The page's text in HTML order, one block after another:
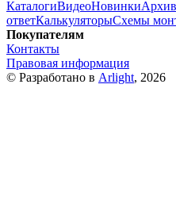
КаталогиВидеоНовинки
ответКалькуляторыСхемы
Покупателям
Контакты
Правовая информация
© Разработано в Arlight, 2026